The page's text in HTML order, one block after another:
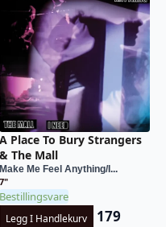
A Place To Bury Strangers
& The Mall
Make Me Feel Anything/I...
7"
Bestillingsvare
Legg I Handlekurv 179